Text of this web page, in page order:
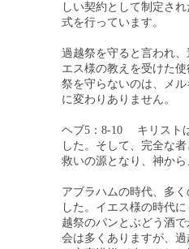
しい契約として制定さ
式を行っています。
過越祭を守ると言われ
エス様の教えを受けた
祭を守らないのは、メ
に変わりありません。
ヘブ5：8-10 キリスト
した。そして、完全な
救いの源となり、神か
アブラハムの時代、多
した。イエス様の時代
越祭のパンとぶどう酒
会は多くありますが、